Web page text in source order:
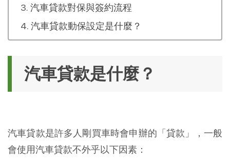
汽車貸款對保與簽約流程
汽車貸款動保設定是什麼？
汽車貸款是什麼？
汽車貸款是許多人剛買車時會申辦的「貸款」，一般
會使用汽車貸款不外乎以下因素：